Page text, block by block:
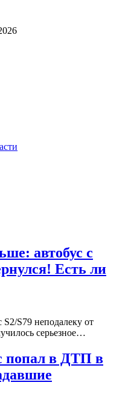
автобус с
Есть ли
S2/S79 неподалеку от
серьезное…
попал в ДТП в